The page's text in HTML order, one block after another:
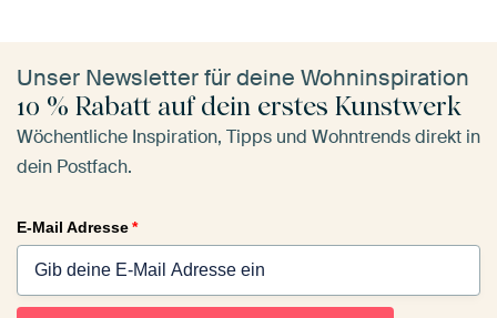
Unser Newsletter für deine Wohninspiration
10 % Rabatt auf dein erstes Kunstwerk
Wöchentliche Inspiration, Tipps und Wohntrends direkt in
dein Postfach.
E-Mail Adresse*